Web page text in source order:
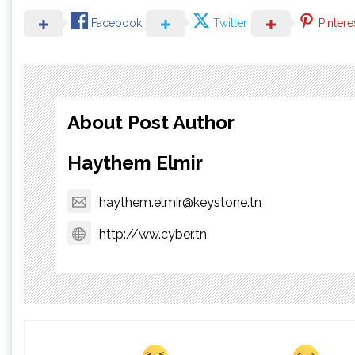
Facebook Twitter
About Post Author
Haythem Elmir
haythem.elmir@keystone.tn
http://ww.cyber.tn